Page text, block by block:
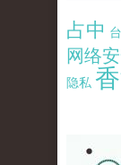
占中
网络
隐私
pao-